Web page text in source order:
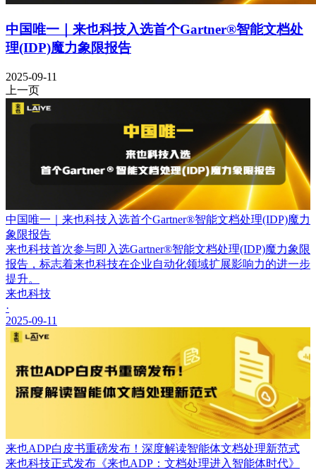
中国唯一｜来也科技入选首个Gartner®智能文档处
理(IDP)魔力象限报告
2025-09-11
上一页
中国唯一｜来也科技入选首个Gartner®智能文档处理(IDP)魔力
象限报告
来也科技首次参与即入选Gartner®智能文档处理(IDP)魔力象限
报告，标志着来也科技在企业自动化领域扩展影响力的进一步
提升。
来也科技
·
2025-09-11
来也ADP白皮书重磅发布！深度解读智能体文档处理新范式
来也科技正式发布《来也ADP：文档处理进入智能体时代》